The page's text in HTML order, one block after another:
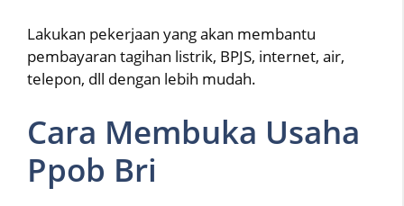
Lakukan pekerjaan yang akan membantu
pembayaran tagihan listrik, BPJS, internet, air,
telepon, dll dengan lebih mudah.
Cara Membuka Usaha
Ppob Bri